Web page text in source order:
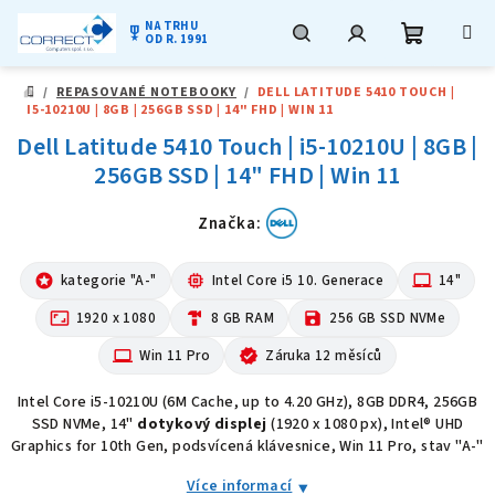
obsah
military_tech NA TRHU
OD R. 1991
košík
DOMŮ
/ REPASOVANÉ NOTEBOOKY / DELL LATITUDE 5410 TOUCH |
I5-10210U | 8GB | 256GB SSD | 14" FHD | WIN 11
Dell Latitude 5410 Touch | i5-10210U | 8GB |
256GB SSD | 14" FHD | Win 11
Značka:
stars kategorie "A-" memory Intel Core i5 10. Generace laptop_mac 14"
aspect_ratio 1920 x 1080 hardware 8 GB RAM save 256 GB SSD NVMe
computer Win 11 Pro verified Záruka 12 měsíců
Intel Core i5-10210U (6M Cache, up to 4.20 GHz), 8GB DDR4, 256GB
SSD NVMe, 14" dotykový displej (1920 x 1080 px), Intel® UHD
Graphics for 10th Gen, podsvícená klávesnice, Win 11 Pro, stav "A-"
Více informací